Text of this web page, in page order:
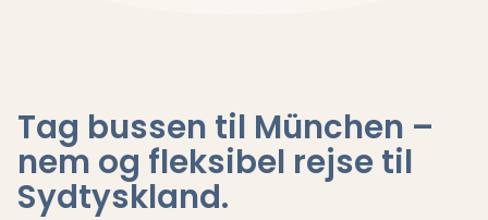
Tag bussen til München –
nem og fleksibel rejse til
Sydtyskland.